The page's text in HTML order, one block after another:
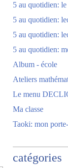
5 au quotidien: le
5 au quotidien:
5 au quotidien:
5 au quotidien:
Album - école
Ateliers
Le menu
Ma classe
Taoki: mon
catégories